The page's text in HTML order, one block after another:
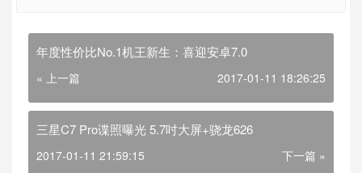
年度性价比No.1机王新生：喜迎安卓7.0
« 上一篇 2017-01-11 18:26:25
三星C7 Pro谍照曝光 5.7吋大屏+骁龙626
2017-01-11 21:59:15 下一篇 »